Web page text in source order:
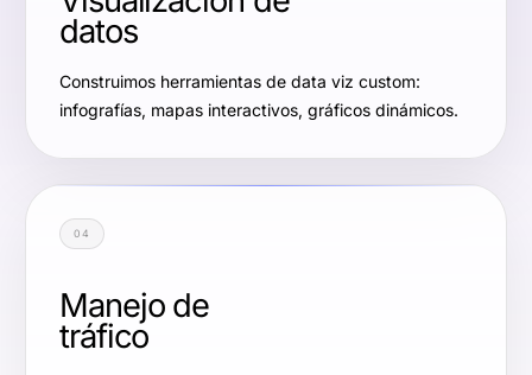
datos
Construimos herramientas de data viz custom:
infografías, mapas interactivos, gráficos dinámicos.
04
Manejo de
tráfico